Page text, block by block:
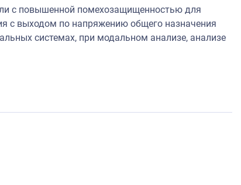
с повышенной помехозащищенностью для
с выходом по напряжению общего назначения
системах, при модальном анализе, анализе